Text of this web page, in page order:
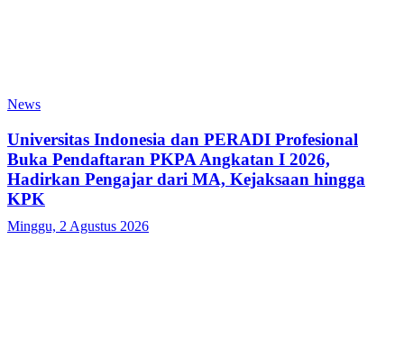
News
Universitas Indonesia dan PERADI Profesional
Buka Pendaftaran PKPA Angkatan I 2026,
Hadirkan Pengajar dari MA, Kejaksaan hingga
KPK
Minggu, 2 Agustus 2026